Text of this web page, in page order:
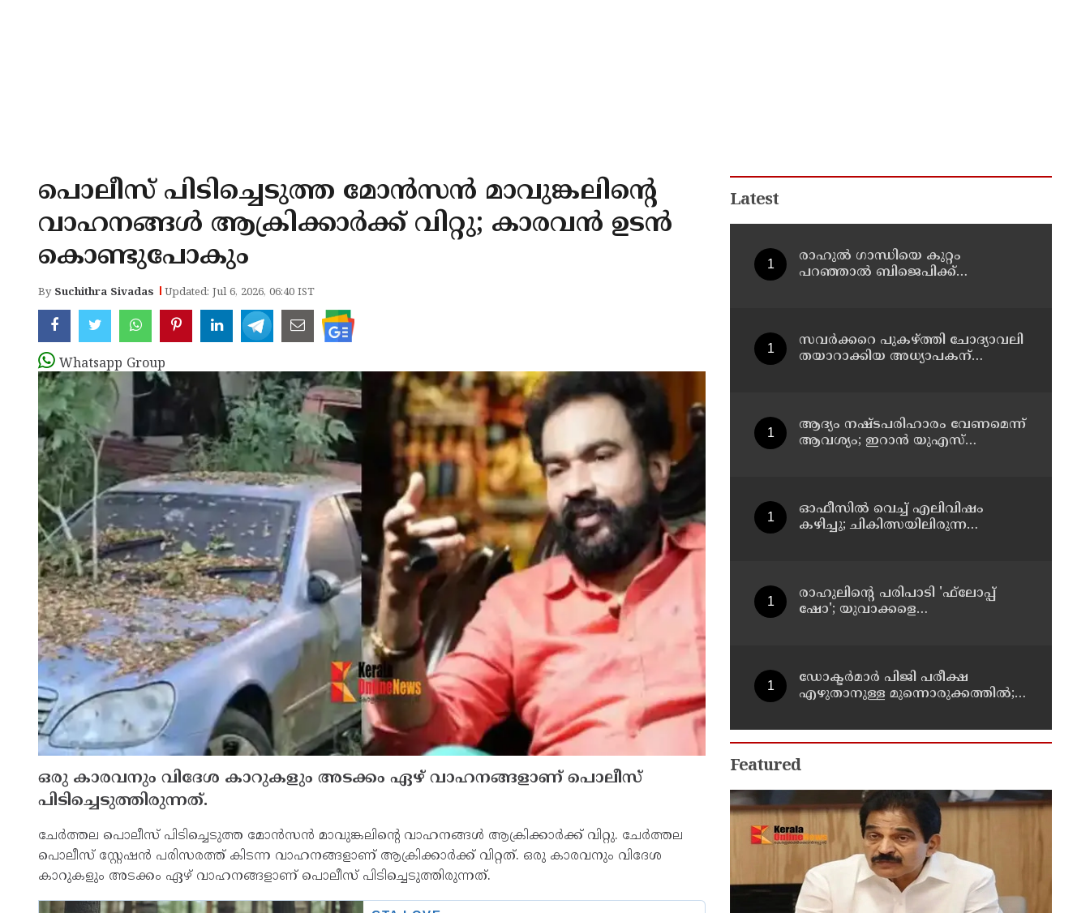
പൊലീസ് പിടിച്ചെടുത്ത മോന്‍സന്‍ മാവുങ്കലിന്റെ
വാഹനങ്ങള്‍ ആക്രിക്കാര്‍ക്ക് വിറ്റു; കാരവന്‍ ഉടന്‍
കൊണ്ടുപോകും
By Suchithra Sivadas Updated: Jul 6, 2026, 06:40 IST
Whatsapp Group
ഒരു കാരവനും വിദേശ കാറുകളും അടക്കം ഏഴ് വാഹനങ്ങളാണ് പൊലീസ്
പിടിച്ചെടുത്തിരുന്നത്.
ചേര്‍ത്തല പൊലീസ് പിടിച്ചെടുത്ത മോന്‍സന്‍ മാവുങ്കലിന്റെ വാഹനങ്ങള്‍ ആക്രിക്കാര്‍ക്ക് വിറ്റു. ചേര്‍ത്തല
പൊലീസ് സ്റ്റേഷന്‍ പരിസരത്ത് കിടന്ന വാഹനങ്ങളാണ് ആക്രിക്കാര്‍ക്ക് വിറ്റത്. ഒരു കാരവനും വിദേശ
കാറുകളും അടക്കം ഏഴ് വാഹനങ്ങളാണ് പൊലീസ് പിടിച്ചെടുത്തിരുന്നത്.
Latest
രാഹുല്‍ ഗാന്ധിയെ കുറ്റം
പറഞ്ഞാല്‍ ബിജെപിക്ക്
സവര്‍ക്കറെ പുകഴ്ത്തി ചോദ്യാവലി
തയാറാക്കിയ അധ്യാപകന്
ആദ്യം നഷ്ടപരിഹാരം വേണമെന്ന്
ആവശ്യം; ഇറാന്‍ യുഎസ്
ഓഫീസില്‍ വെച്ച് എലിവിഷം
കഴിച്ചു; ചികിത്സയിലിരുന്ന
രാഹുലിന്റെ പരിപാടി 'ഫ്‌ലോപ്പ്
ഷോ'; യുവാക്കളെ
ഡോക്ടര്‍മാര്‍ പിജി പരീക്ഷ
എഴുതാനുള്ള മുന്നൊരുക്കത്തില്‍;
കുടുംബാരോഗ്യ കേന്ദ്രം
അടച്ചുപൂട്ടി
Featured